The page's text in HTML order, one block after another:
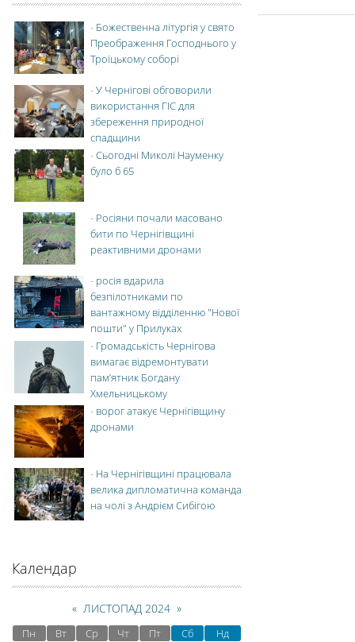
- Божественна літургія у свято
Преображення Господнього у
Троїцькому соборі
-У Чернігові обговорили
використання ГІС для
збереження природної
спадщини
-Сьогодні Миколі Науменку
було б 65
- Росіяни почали масовано
бити по Чернігівщині
реактивними дронами
- росія вдарила
безпілотниками по
вантажному відділенню "Нової
пошти" у Прилуках
- Громадськість Чернігова
вимагає відремонтувати
пам’ятник Богдану
Хмельницькому
- ворог атакує Чернігівщину
дронами
- На Чернігівщині працювала
велика дипломатична команда
на чолі з Андрієм Сибігою
Календар
« ЛИСТОПАД 2024 »
Пн Вт Ср Чт Пт Сб
Нд